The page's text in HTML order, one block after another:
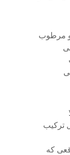
مرطوب
ترکیب
که